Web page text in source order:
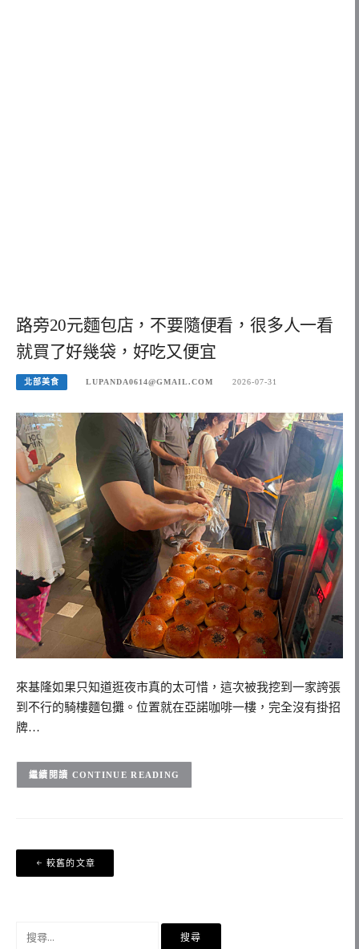
路旁20元麵包店，不要隨便看，很多人一看
就買了好幾袋，好吃又便宜
北部美食 LUPANDA0614@GMAIL.COM 2026-07-31
來基隆如果只知道逛夜市真的太可惜，這次被我挖到一家誇張
到不行的騎樓麵包攤。位置就在亞諾咖啡一樓，完全沒有掛招
牌…
CONTINUE READING
文
章
覽
較舊的文章